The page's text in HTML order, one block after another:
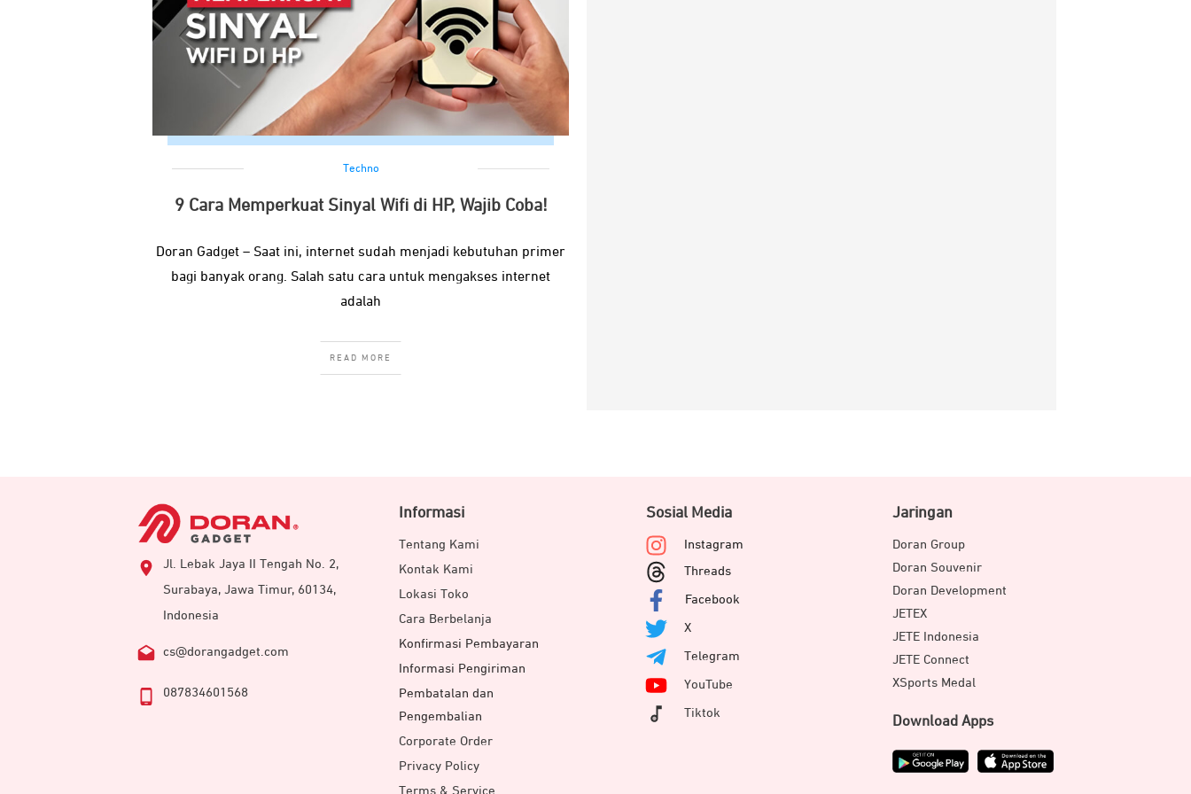
Techno
9 Cara Memperkuat Sinyal Wifi di HP, Wajib Coba!
Doran Gadget – Saat ini, internet sudah menjadi kebutuhan primer
bagi banyak orang. Salah satu cara untuk mengakses internet
adalah
READ MORE
Jl. Lebak Jaya II Tengah No. 2,
Surabaya, Jawa Timur, 60134,
Indonesia
cs@dorangadget.com
087834601568
Informasi
Tentang Kami
Kontak Kami
Lokasi Toko
Cara Berbelanja
Konfirmasi Pembayaran
Informasi Pengiriman
Pembatalan dan
Pengembalian
Corporate Order
Privacy Policy
Terms & Service
Sosial Media
Instagram
Threads
Facebook
X
Telegram
YouTube
Tiktok
Jaringan
Doran Group
Doran Souvenir
Doran Development
JETEX
JETE Indonesia
JETE Connect
XSports Medal
Download Apps